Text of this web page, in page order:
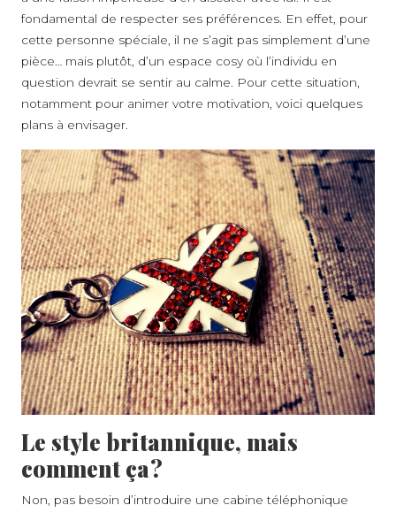
fondamental de respecter ses préférences. En effet, pour
cette personne spéciale, il ne s’agit pas simplement d’une
pièce… mais plutôt, d’un espace cosy où l’individu en
question devrait se sentir au calme. Pour cette situation,
notamment pour animer votre motivation, voici quelques
plans à envisager.
Le style britannique, mais
comment ça ?
Non, pas besoin d’introduire une cabine téléphonique